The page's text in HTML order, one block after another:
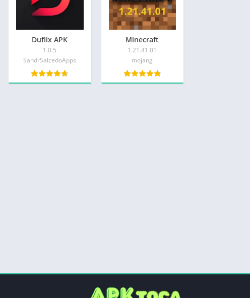
Duflix APK
1.0.5
SandrSalcedoApps
Minecraft
1.21.41.01
mojang